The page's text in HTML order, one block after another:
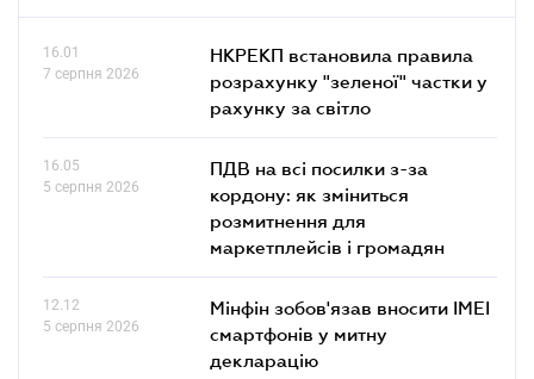
16.01
7 серпня 2026
НКРЕКП встановила правила
розрахунку "зеленої" частки у
рахунку за світло
16.05
5 серпня 2026
ПДВ на всі посилки з-за
кордону: як зміниться
розмитнення для
маркетплейсів і громадян
12.12
5 серпня 2026
Мінфін зобов'язав вносити IMEI
смартфонів у митну
декларацію